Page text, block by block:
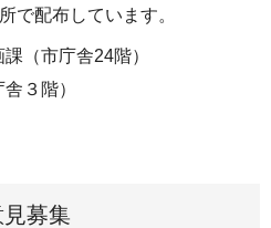
で配布しています。
（市庁舎24階）
３階）
募集